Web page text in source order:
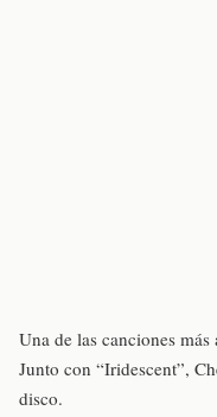
Una de las canciones más
Junto con “Iridescent”,
disco.